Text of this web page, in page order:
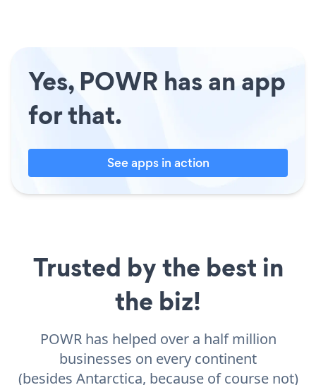
Yes, POWR has an app
for that.
See apps in action
Trusted by the best in
the biz!
POWR has helped over a half million
businesses on every continent
(besides Antarctica, because of course not)